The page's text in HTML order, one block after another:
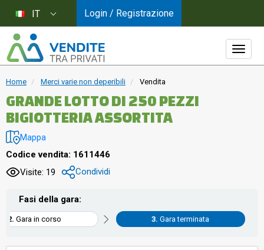
Home Merci varie non deperibili Vendita
GRANDE LOTTO DI 250 PEZZI
BIGIOTTERIA ASSORTITA
Mappa
Codice vendita: 1611446
Visite: 19
Condividi
Fasi della gara:
Gara in corso Gara terminata
IT Login / Registrazione